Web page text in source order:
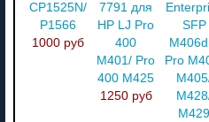
CP1525N/
P1566
1000 руб
7791 для
HP LJ Pro
400
M401/ Pro
400 M425
1250 руб
SFP
Pro
M429